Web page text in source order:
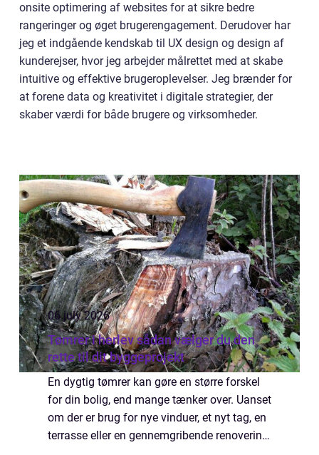
onsite optimering af websites for at sikre bedre
rangeringer og øget brugerengagement. Derudover har
jeg et indgående kendskab til UX design og design af
kunderejser, hvor jeg arbejder målrettet med at skabe
intuitive og effektive brugeroplevelser. Jeg brænder for
at forene data og kreativitet i digitale strategier, der
skaber værdi for både brugere og virksomheder.
06 july 2026
Tømrer i herlev sådan vælger du den
rette til dit byggeprojekt
En dygtig tømrer kan gøre en større forskel
for din bolig, end mange tænker over. Uanset
om der er brug for nye vinduer, et nyt tag, en
terrasse eller en gennemgribende renovering,